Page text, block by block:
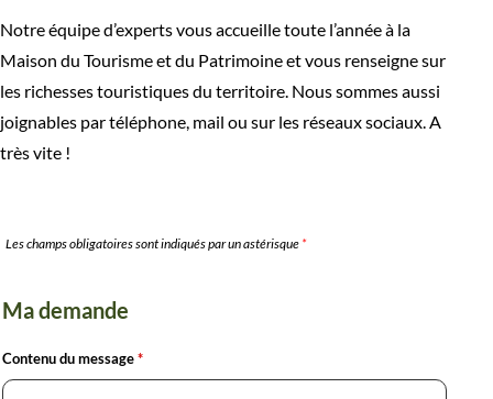
Notre équipe d’experts vous accueille toute l’année à la
Maison du Tourisme et du Patrimoine et vous renseigne sur
les richesses touristiques du territoire. Nous sommes aussi
joignables par téléphone, mail ou sur les réseaux sociaux. A
très vite !